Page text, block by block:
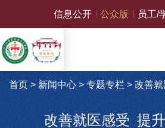
信息公开 公众版 员工/
首页 > 新闻中心> 专题专栏> 改善
改善就医感受 提